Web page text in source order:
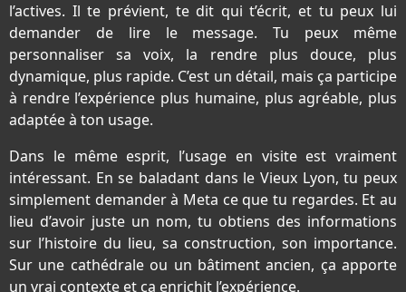
l’actives. Il te prévient, te dit qui t’écrit, et tu peux lui
demander de lire le message. Tu peux même
personnaliser sa voix, la rendre plus douce, plus
dynamique, plus rapide. C’est un détail, mais ça participe
à rendre l’expérience plus humaine, plus agréable, plus
adaptée à ton usage.
Dans le même esprit, l’usage en visite est vraiment
intéressant. En se baladant dans le Vieux Lyon, tu peux
simplement demander à Meta ce que tu regardes. Et au
lieu d’avoir juste un nom, tu obtiens des informations
sur l’histoire du lieu, sa construction, son importance.
Sur une cathédrale ou un bâtiment ancien, ça apporte
un vrai contexte et ça enrichit l’expérience.